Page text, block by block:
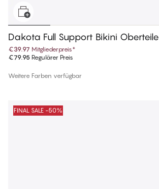
Dakota Full Support Bikini Oberteile
€39.97 Mitgliederpreis*
€79.95 Regulärer Preis
Weitere Farben verfügbar
FINAL SALE -50%